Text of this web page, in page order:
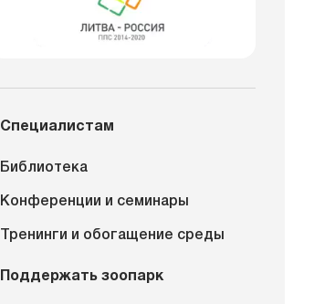
Специалистам
Библиотека
Конференции и семинары
Тренинги и обогащение среды
Поддержать зоопарк